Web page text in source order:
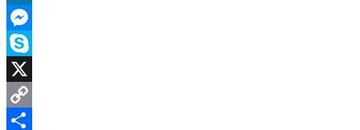
LinkedIn
Messenger
Skype
X
Copy